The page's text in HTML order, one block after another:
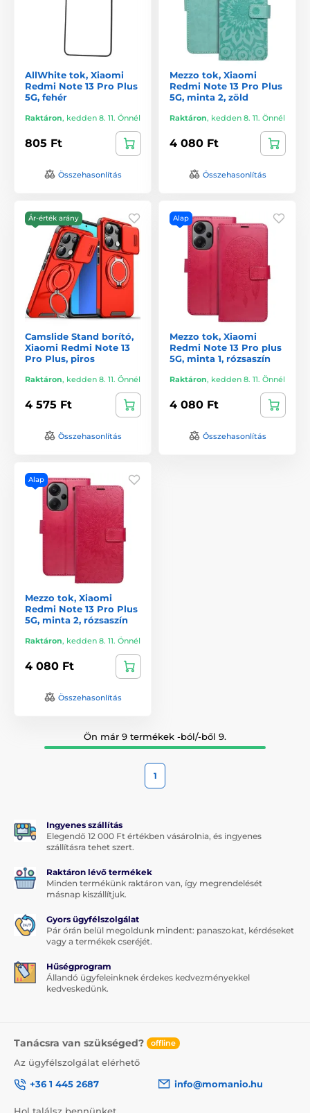
AllWhite tok, Xiaomi
Redmi Note 13 Pro Plus
5G, fehér
Raktáron, kedden 8. 11. Önnél
805 Ft
Összehasonlítás
Mezzo tok, Xiaomi
Redmi Note 13 Pro Plus
5G, minta 2, zöld
Raktáron, kedden 8. 11. Önnél
4 080 Ft
Összehasonlítás
Ár-érték arány
Camslide Stand borító,
Xiaomi Redmi Note 13
Pro Plus, piros
Raktáron, kedden 8. 11. Önnél
4 575 Ft
Összehasonlítás
Alap
Mezzo tok, Xiaomi
Redmi Note 13 Pro plus
5G, minta 1, rózsaszín
Raktáron, kedden 8. 11. Önnél
4 080 Ft
Összehasonlítás
Alap
Mezzo tok, Xiaomi
Redmi Note 13 Pro Plus
5G, minta 2, rózsaszín
Raktáron, kedden 8. 11. Önnél
4 080 Ft
Összehasonlítás
Ön már 9 termékek -ból/-ből 9.
1
Ingyenes szállítás
Elegendő 12 000 Ft értékben vásárolnia, és ingyenes
szállításra tehet szert.
Raktáron lévő termékek
Minden termékünk raktáron van, így megrendelését
másnap kiszállítjuk.
Gyors ügyfélszolgálat
Pár órán belül megoldunk mindent: panaszokat, kérdéseket
vagy a termékek cseréjét.
Hűségprogram
Állandó ügyfeleinknek érdekes kedvezményekkel
kedveskedünk.
Tanácsra van szükséged? offline
Az ügyfélszolgálat elérhető
+36 1 445 2687
info@momanio.hu
Hol találsz bennünket